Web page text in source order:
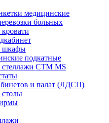
медицинские
больных
шкафы
подкатные
CTM MS
и палат (ЛДСП)